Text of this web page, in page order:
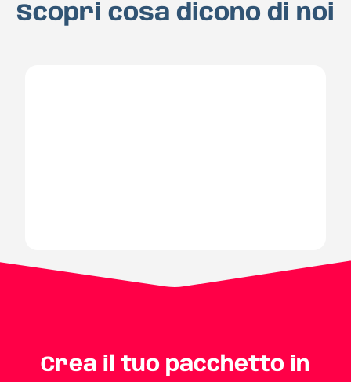
Scopri cosa dicono di noi
Crea il tuo pacchetto in